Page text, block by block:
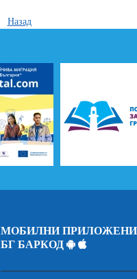
Назад
МОБИЛНИ
БГ БАРКОД